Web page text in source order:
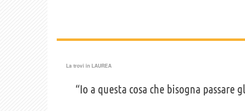
La trovi in LAUREA
“Io a questa cosa che bisogna passare